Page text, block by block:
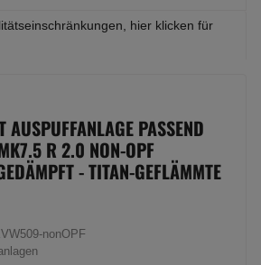
hier klicken für
AUSPUFFANLAGE PASSEND
R 2.0 NON-OPF
- TITAN-GEFLÄMMTE
nonOPF